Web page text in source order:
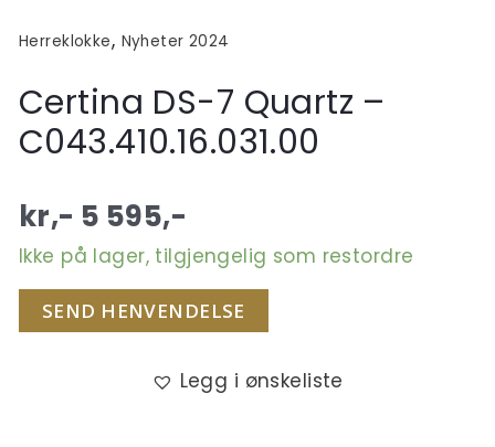
Herreklokke, Nyheter 2024
Certina DS-7 Quartz –
C043.410.16.031.00
kr,- 5 595,-
Ikke på lager, tilgjengelig som restordre
SEND HENVENDELSE
Legg i ønskeliste